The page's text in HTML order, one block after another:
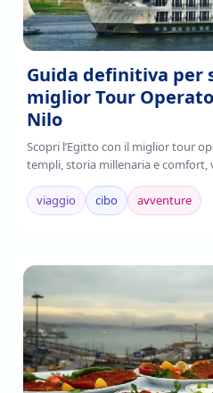
Guida definitiva per
miglior Tour
Nilo
Scopri l’Egitto con il miglior tour
templi, storia millenaria e comfort,
indimenticabile.Prenota ora!
viaggio
cibo avventure